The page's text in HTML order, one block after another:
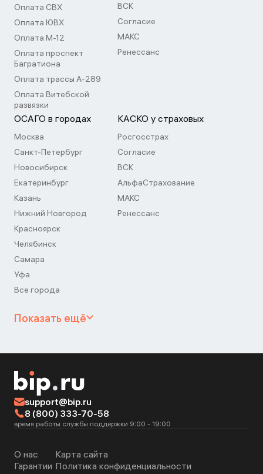
Оплата СВХ
Оплата ЮВХ
Оплата М-12
Оплата проспект
Багратиона
Оплата трассы А-289
Оплата Витебской
развязки
ВСК
Согласие
МАКС
Ренессанс
ОСАГО в городах
Москва
Санкт-Петербург
Новосибирск
Екатеринбург
Казань
Нижний Новгород
Красноярск
Челябинск
Самара
Уфа
Все города
КАСКО у страховых
Росгосстрах
Согласие
ВСК
АльфаСтрахование
МАКС
Ренессанс
Показать ещё
support@bip.ru
8 (800) 333-70-58
время работы службы поддержки 9:00 - 19:00
О нас
Гарантии
Карта сайта
Политика конфиденциальности